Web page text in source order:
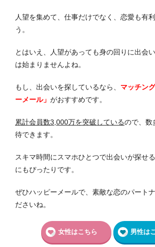
人望を集めて、仕事だけでなく、恋愛も有
う。
とはいえ、人望があっても身の回りに出会
は始まりませんよね。
もし、出会いを探しているなら、 マッチン
ーメール」 がおすすめです。
累計会員数3,000万を突破しているので、数
待できます。
スキマ時間にスマホひとつで出会いが探せ
にもぴったりです。
ぜひハッピーメールで、素敵な恋のパート
ださいね。
女性はこちら 男性は